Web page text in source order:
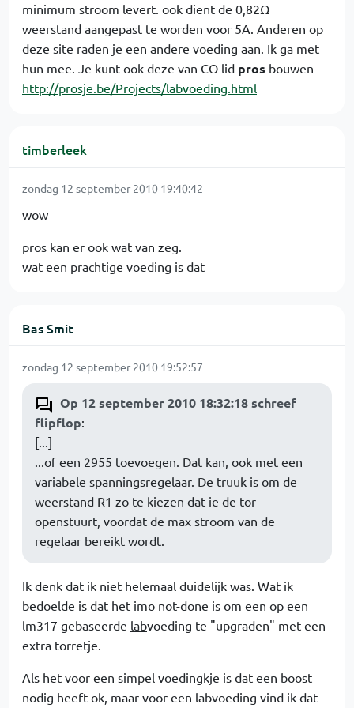
minimum stroom levert. ook dient de 0,82Ω
weerstand aangepast te worden voor 5A. Anderen op
deze site raden je een andere voeding aan. Ik ga met
hun mee. Je kunt ook deze van CO lid pros bouwen
http://prosje.be/Projects/labvoeding.html
timberleek
zondag 12 september 2010 19:40:42
wow
pros kan er ook wat van zeg.
wat een prachtige voeding is dat
Bas Smit
zondag 12 september 2010 19:52:57
Op 12 september 2010 18:32:18 schreef
flipflop:
[...]
...of een 2955 toevoegen. Dat kan, ook met een
variabele spanningsregelaar. De truuk is om de
weerstand R1 zo te kiezen dat ie de tor
openstuurt, voordat de max stroom van de
regelaar bereikt wordt.
Ik denk dat ik niet helemaal duidelijk was. Wat ik
bedoelde is dat het imo not-done is om een op een
lm317 gebaseerde labvoeding te "upgraden" met een
extra torretje.
Als het voor een simpel voedingkje is dat een boost
nodig heeft ok, maar voor een labvoeding vind ik dat